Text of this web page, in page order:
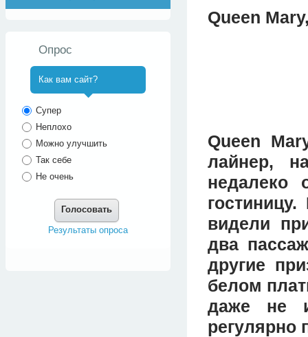
Queen
Queen
лайнер,
недалеко
видели
два
другие
белом
даже не
регулярно
Опрос
Как вам сайт?
Супер
Неплохо
Можно улучшить
Так себе
Не очень
Голосовать
Результаты опроса